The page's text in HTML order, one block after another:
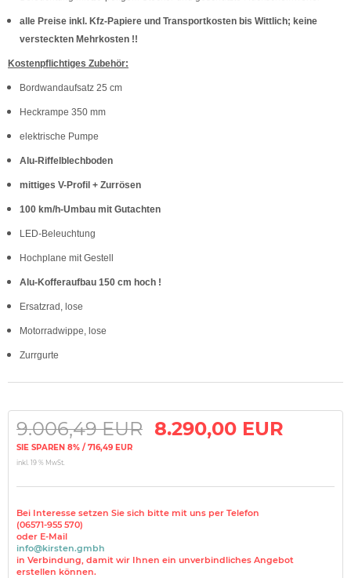
alle Preise inkl. Kfz-Papiere und Transportkosten bis Wittlich; keine
versteckten Mehrkosten !!
Kostenpflichtiges Zubehör:
Bordwandaufsatz 25 cm
Heckrampe 350 mm
elektrische Pumpe
Alu-Riffelblechboden
mittiges V-Profil + Zurrösen
100 km/h-Umbau mit Gutachten
LED-Beleuchtung
Hochplane mit Gestell
Alu-Kofferaufbau 150 cm hoch !
Ersatzrad, lose
Motorradwippe, lose
Zurrgurte
9.006,49 EUR 8.290,00 EUR
SIE SPAREN 8% / 716,49 EUR
inkl. 19 % MwSt.
Bei Interesse setzen Sie sich bitte mit uns per Telefon
(06571-955 570)
oder E-Mail
info@kirsten.gmbh
in Verbindung, damit wir Ihnen ein unverbindliches Angebot
erstellen können.